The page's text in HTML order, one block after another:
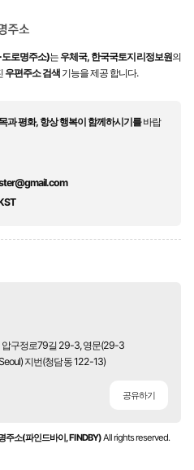
도로명주소)는 우체국, 한국국토지리정보원의
우편주소 검색 기능을 제공 합니다.
과 평화, 항상 행복이 함께하시기를바랍
압구정로79길 29-3, 영문(29-3
지번(청담동 122-13)
공유하기
주소(파인드바이, FINDBY)All rights reserved.